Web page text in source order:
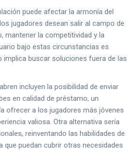
puede afectar la armonía del
jugadores desean salir al campo de
mantener la competitividad y la
bajo estas circunstancias es
implica buscar soluciones fuera de las
incluyen la posibilidad de enviar
en calidad de préstamo, un
ofrecer a los jugadores más jóvenes
valiosa. Otra alternativa sería
reinventando las habilidades de
que puedan cubrir otras necesidades